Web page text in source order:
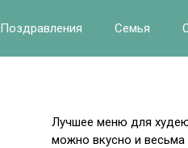
Поздравления Семья
Лучшее меню для
можно вкусно и весьма